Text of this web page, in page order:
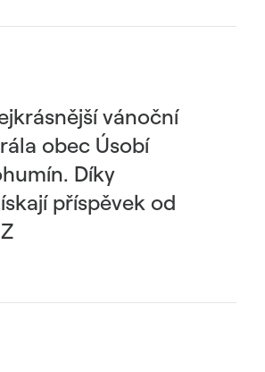
vánoční
obec Úsobí
Díky
příspěvek od